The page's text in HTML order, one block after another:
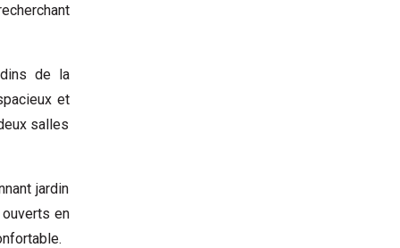
de la
et
salles
jardin
en